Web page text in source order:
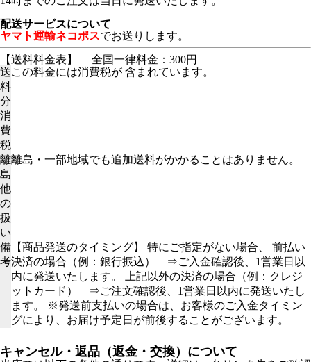
配送サービスについて
ヤマト運輸ネコポスでお送りします。
【送料料金表】
全国一律料金：300円
送
料
分
消
費
税
この料金には消費税が 含まれています。
離
島
他
の
扱
い
離島・一部地域でも追加送料がかかることはありません。
備
考
【商品発送のタイミング】 特にご指定がない場合、 前払い
決済の場合（例：銀行振込） ⇒ご入金確認後、1営業日以
内に発送いたします。 上記以外の決済の場合（例：クレジ
ットカード） ⇒ご注文確認後、1営業日以内に発送いたし
ます。 ※発送前支払いの場合は、お客様のご入金タイミン
グにより、お届け予定日が前後することがございます。
キャンセル・返品（返金・交換）について